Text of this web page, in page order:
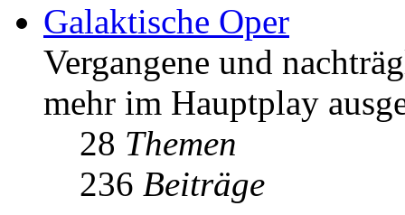
Galaktische Oper
Vergangene und
mehr im Hauptplay
28 Themen
236 Beiträge